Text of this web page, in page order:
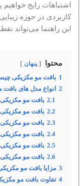
اشتباهات رایج خواهیم
کاربردی در حوزه
این راهنما می‌تواند
محتوا پنهان
1 بافت مو مکزیکی
2 انواع مدل های بافت
2.1 بافت مو
2.2 بافت مو مکزیکی
2.3 بافت مو مکزیکی
2.4 بافت مو مکزیکی
2.5 بافت مو
2.6 بافت مو مکزیکی
3 مزایا بافت مو
4 تفاوت بافت مو